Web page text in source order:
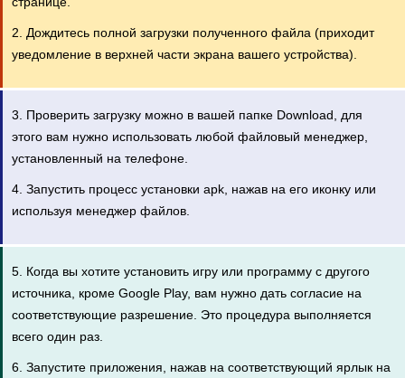
2. Дождитесь полной загрузки полученного файла (приходит
уведомление в верхней части экрана вашего устройства).
3. Проверить загрузку можно в вашей папке Download, для
этого вам нужно использовать любой файловый менеджер,
установленный на телефоне.
4. Запустить процесс установки apk, нажав на его иконку или
используя менеджер файлов.
5. Когда вы хотите установить игру или программу с другого
источника, кроме Google Play, вам нужно дать согласие на
соответствующие разрешение. Это процедура выполняется
всего один раз.
6. Запустите приложения, нажав на соответствующий ярлык на